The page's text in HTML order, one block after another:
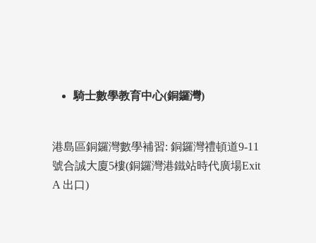
騎士數學教育中心(銅鑼灣)
港島區銅鑼灣數學補習: 銅鑼灣禮頓道9-11
號合誠大廈5樓(銅鑼灣港鐵站時代廣場Exit
A 出口)